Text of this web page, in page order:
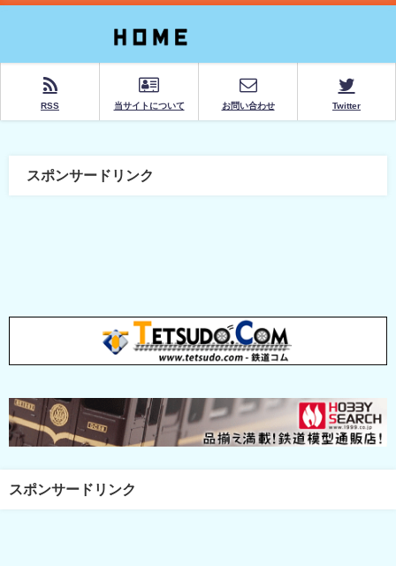
RSS 当サイトについて お問い合わせ Twitter
スポンサードリンク
スポンサードリンク